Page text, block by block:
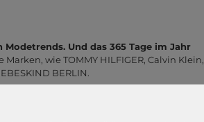
Und das 365 Tage im Jahr
wie TOMMY HILFIGER, Calvin Klein,
BERLIN.